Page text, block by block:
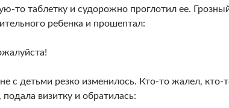
то таблетку и судорожно проглотил ее.
ребенка и прошептал:
с детьми резко изменилось. Кто-то жалел,
визитку и обратилась: